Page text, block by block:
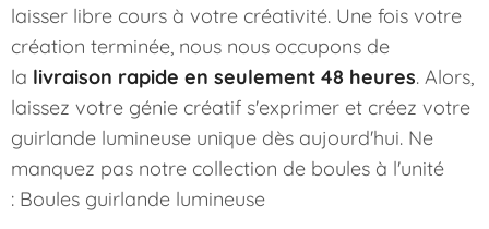
laisser libre cours à votre créativité. Une fois votre
création terminée, nous nous occupons de
la livraison rapide en seulement 48 heures. Alors,
laissez votre génie créatif s'exprimer et créez votre
guirlande lumineuse unique dès aujourd'hui. Ne
manquez pas notre collection de boules à l'unité
: Boules guirlande lumineuse